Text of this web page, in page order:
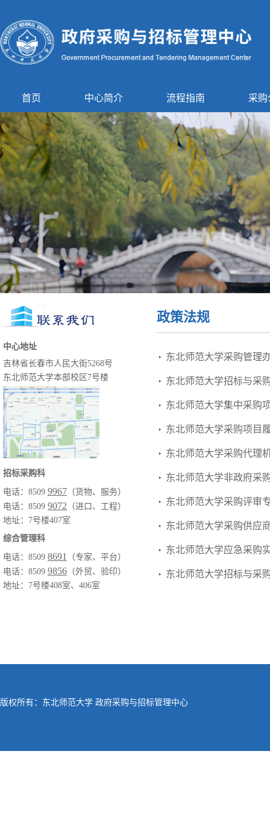
首页 中心简介 流程指南 采购
中心地址
吉林省长春市人民大街5268号
东北师范大学本部校区7号楼
招标采购科
电话：8509 9967 （货物、服务）
电话：8509 9072 （进口、工程）
地址：7号楼407室
综合管理科
电话：8509 8691
（专家、平台）
电话：8509 9856 （外贸、验印）
地址：7号楼408室、406室
政策法规
东北师范大学采购管理
东北师范大学招标与采
东北师范大学集中采购
东北师范大学采购项目
东北师范大学采购代理
东北师范大学非政府采
东北师范大学采购评审
东北师范大学采购供应
东北师范大学应急采购
东北师范大学招标与采
版权所有：东北师范大学 政府采购与招标管理中心